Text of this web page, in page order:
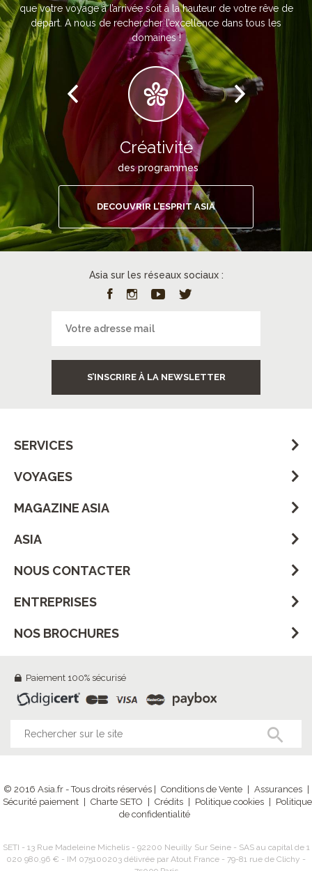
que votre voyage à l’arrivée soit à la hauteur de votre rêve de
départ. A nous de rechercher l’excellence dans tous les
domaines !
Créativité
des programmes
DECOUVRIR L’ESPRIT ASIA
Asia sur les réseaux sociaux :
S’INSCRIRE À LA NEWSLETTER
SERVICES
VOYAGES
MAGAZINE ASIA
ASIA
NOUS CONTACTER
ENTREPRISES
NOS BROCHURES
Paiement 100% sécurisé
© 2016 Asia.fr - Tous droits réservés | Conditions de Vente Assurances
Sécurité paiement
Charte SETO Crédits Politique cookies
Politique
de confidentialité
SETI - 13 Rue Madeleine Michelis - 92200 Neuilly Sur Seine - SAS au capital de 1
020 980,96 € - IM 075100203 délivrée par Atout France - 79-81 rue de Clichy -